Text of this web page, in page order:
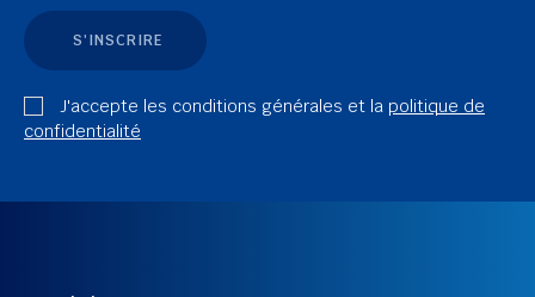
S'INSCRIRE
J'accepte les conditions générales et la politique de
confidentialité